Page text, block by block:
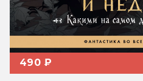
490 ₽